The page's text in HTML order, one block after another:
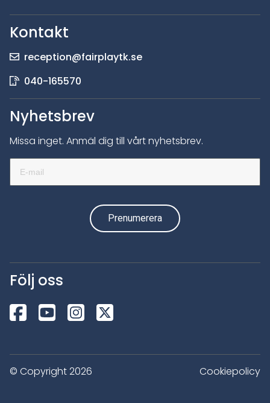
Kontakt
reception@fairplaytk.se
040-165570
Nyhetsbrev
Missa inget. Anmäl dig till vårt nyhetsbrev.
Följ oss
© Copyright 2026 Cookiepolicy